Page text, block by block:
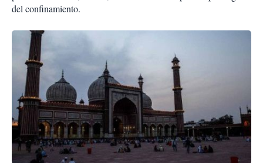
del confinamiento.